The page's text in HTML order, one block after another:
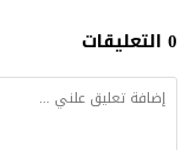
0 التعليقات